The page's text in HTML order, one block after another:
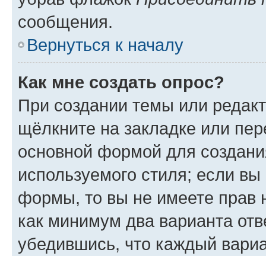
сообщения.
Вернуться к началу
Как мне создать опрос?
При создании темы или
щёлкните на закладке или
основной формой для
используемого стиля; если
формы, то вы не имеете прав
как минимум два варианта
убедившись, что каждый